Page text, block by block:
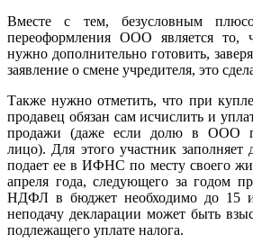
Вместе с тем, безусловным
переоформления ООО является то,
нужно дополнительно готовить,
заявление о смене учредителя, это
Также нужно отметить, что при
продавец обязан сам исчислить и
продажи (даже если долю в ООО
лицо). Для этого участник
подает ее в ИФНС по месту своего
апреля года, следующего за годом
НДФЛ в бюджет необходимо до 15
неподачу декларации может быть
подлежащего уплате налога.